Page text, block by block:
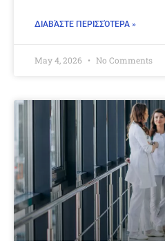
ΔΙΑΒΆΣΤΕ ΠΕΡΙΣΣΌΤΕΡΑ »
May 4, 2026 No Comments